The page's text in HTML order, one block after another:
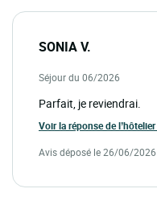
SONIA V.
Séjour du 06/2026
Parfait, je reviendrai.
Voir la réponse de l’hôtelier
Avis déposé le 26/06/2026